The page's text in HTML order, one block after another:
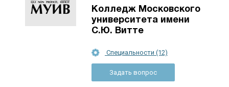
Колледж Московского
университета имени
С.Ю. Витте
Специальности (12)
Задать вопрос